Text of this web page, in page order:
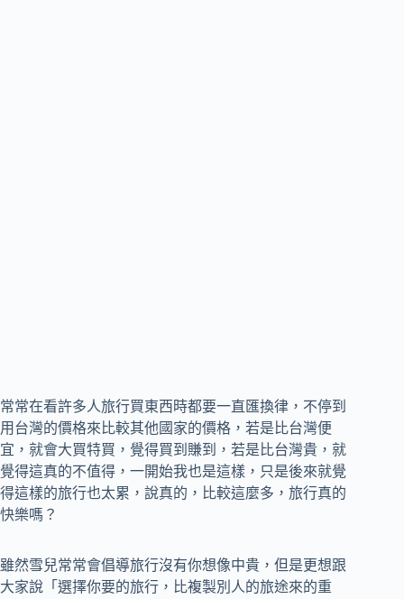
常常在看許多人旅行買東西時都要一直匯換律，不停到
用台灣的價格來比較其他國家的價格，若是比台灣便
宜，就會大買特買，覺得買到賺到，若是比台灣貴，就
覺得這真的不值得，一開始我也是這樣，只是後來就覺
得這樣的旅行也太累，說真的，比較這麼多，旅行真的
快樂嗎？
雖然雪兒常常會倡導旅行沒有你想像中貴，但是更想跟
大家說「選擇你要的旅行，比複製別人的旅途來的重